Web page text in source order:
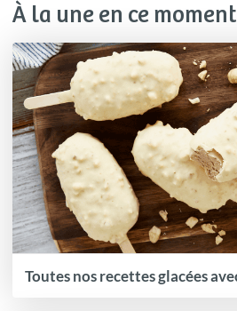
À la une en ce moment
Toutes nos recettes glacées